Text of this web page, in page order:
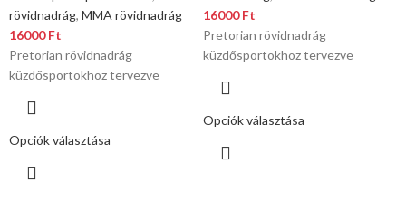
rövidnadrág, MMA rövidnadrág
16000Ft
Pretorian rövidnadrág
küzdősportokhoz tervezve
Opciók választása
16000Ft
Pretorian rövidnadrág
küzdősportokhoz tervezve
Opciók választása